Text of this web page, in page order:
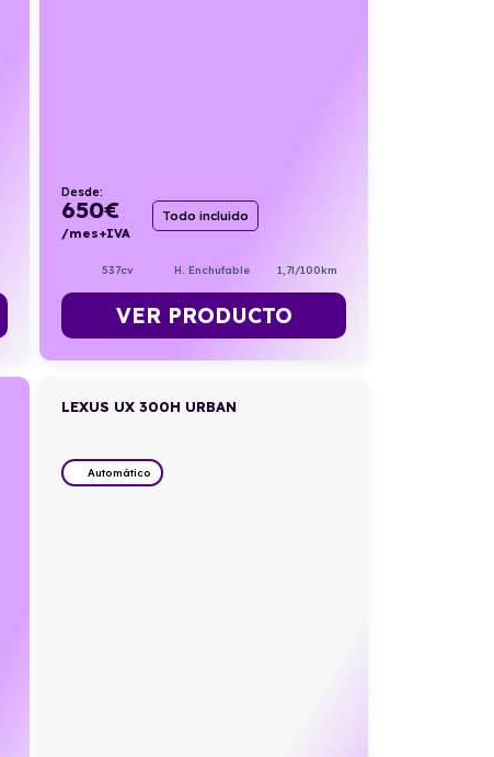
Desde:
650€
/mes+IVA
Todo incluido
537cv H. Enchufable 1,7l/100km
VER PRODUCTO
LEXUS UX 300H URBAN
Automático